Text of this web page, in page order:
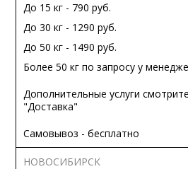
До 15 кг - 790 руб.
До 30 кг - 1290 руб.
До 50 кг - 1490 руб.
Более 50 кг по запросу у
Дополнительные услуги
"Доставка"
Самовывоз - бесплатно
НОВОСИБИРСК